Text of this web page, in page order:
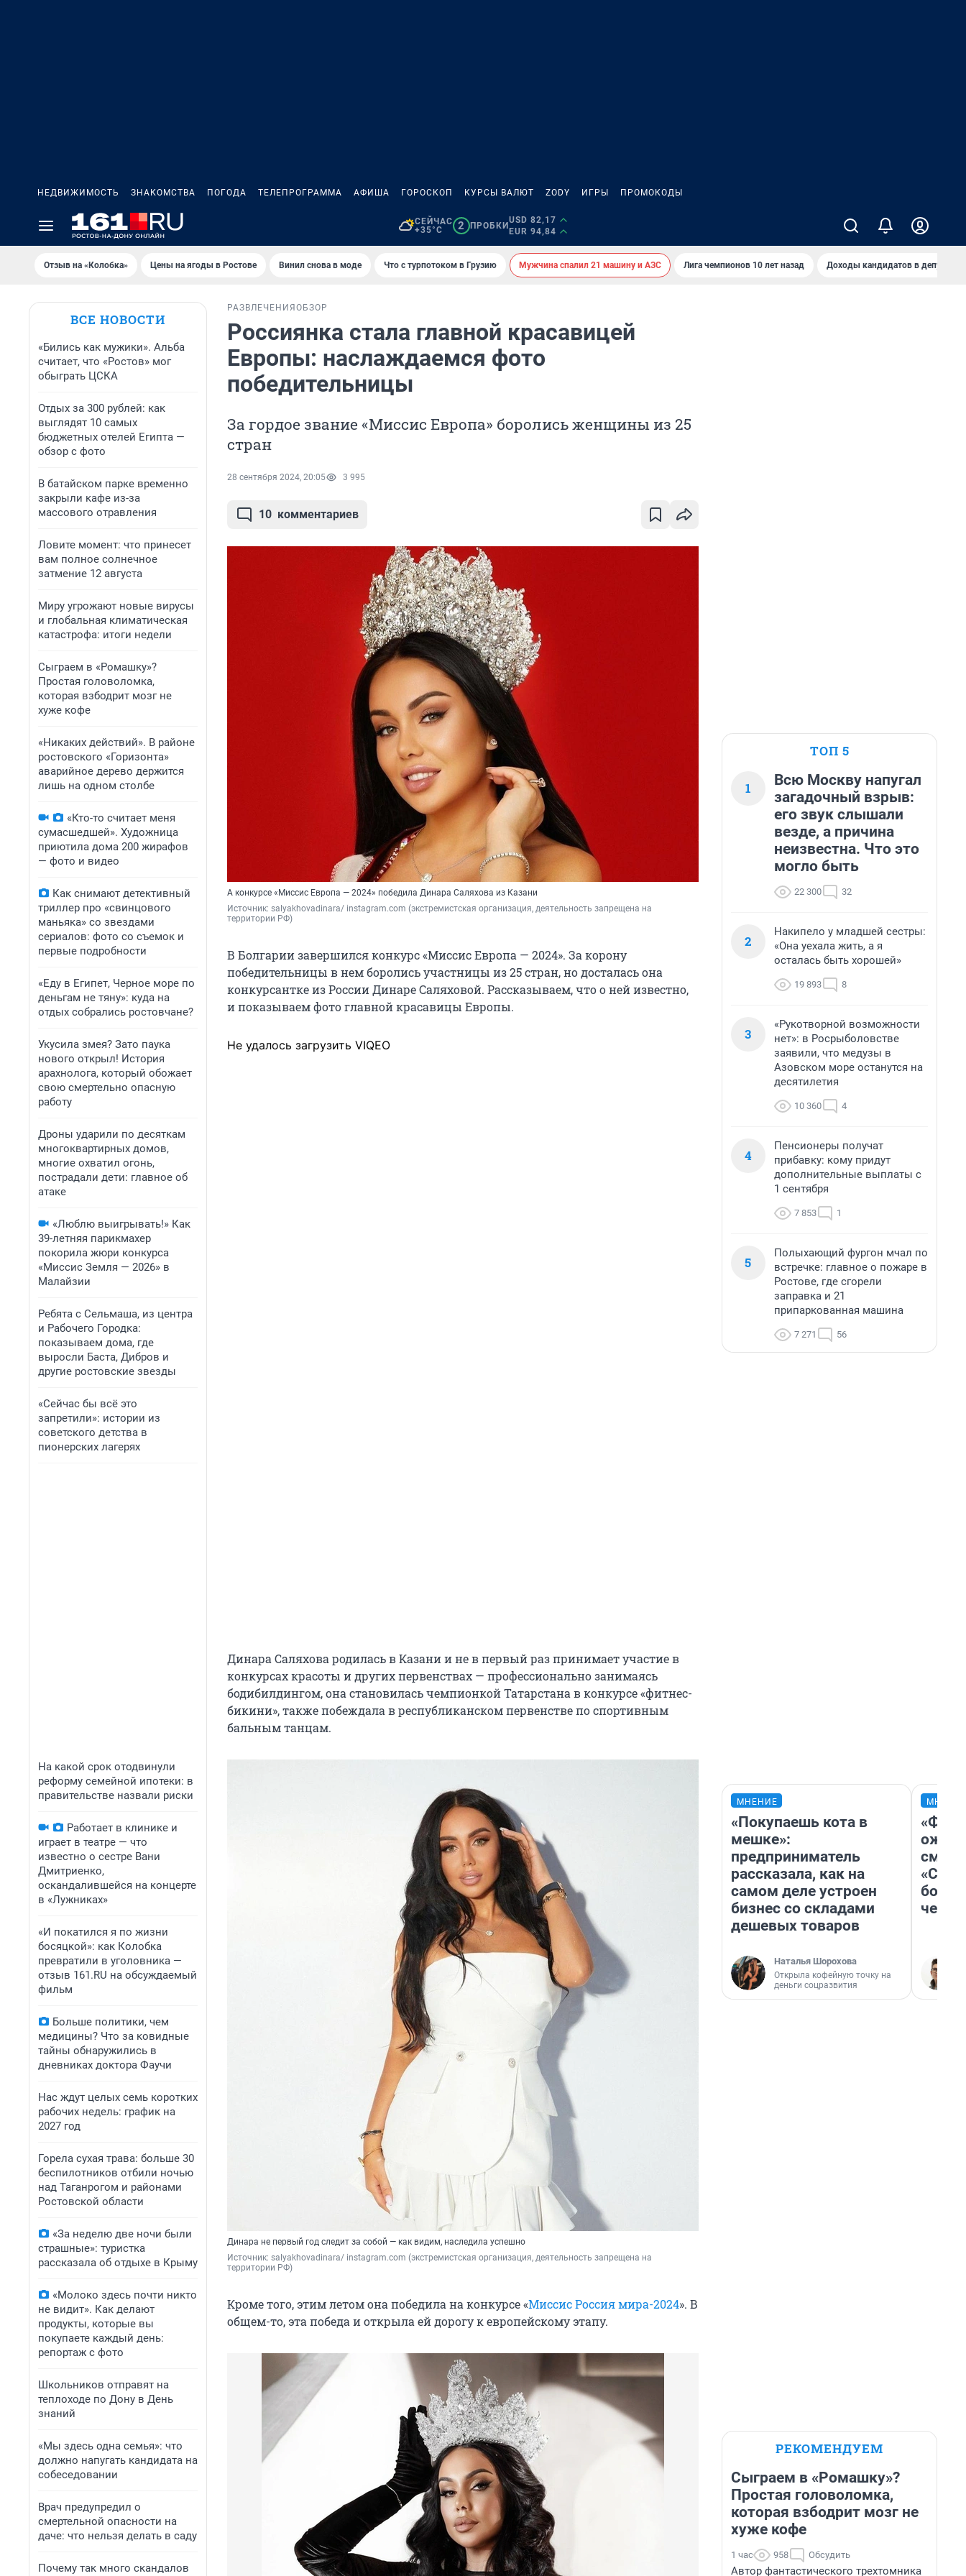
НЕДВИЖИМОСТЬ ЗНАКОМСТВА ПОГОДА ТЕЛЕПРОГРАММА АФИША ГОРОСКОП КУРСЫ ВАЛЮТ ZODY ИГРЫ ПРОМОКОДЫ
СЕЙЧАС
+35°C
2 ПРОБКИ
USD 82,17
EUR 94,84
Отзыв на «Колобка» Цены на ягоды в Ростове Винил снова в моде Что с турпотоком в Грузию Мужчина спалил 21 машину и АЗС Лига чемпионов 10 лет назад Доходы кандидатов в депутаты
ВСЕ НОВОСТИ
«Бились как мужики». Альба
считает, что «Ростов» мог
обыграть ЦСКА
Отдых за 300 рублей: как
выглядят 10 самых
бюджетных отелей Египта —
обзор с фото
В батайском парке временно
закрыли кафе из-за
массового отравления
Ловите момент: что принесет
вам полное солнечное
затмение 12 августа
Миру угрожают новые вирусы
и глобальная климатическая
катастрофа: итоги недели
Сыграем в «Ромашку»?
Простая головоломка,
которая взбодрит мозг не
хуже кофе
«Никаких действий». В районе
ростовского «Горизонта»
аварийное дерево держится
лишь на одном столбе
«Кто-то считает меня
сумасшедшей». Художница
приютила дома 200 жирафов
— фото и видео
Как снимают детективный
триллер про «свинцового
маньяка» со звездами
сериалов: фото со съемок и
первые подробности
«Еду в Египет, Черное море по
деньгам не тяну»: куда на
отдых собрались ростовчане?
Укусила змея? Зато паука
нового открыл! История
арахнолога, который обожает
свою смертельно опасную
работу
Дроны ударили по десяткам
многоквартирных домов,
многие охватил огонь,
пострадали дети: главное об
атаке
«Люблю выигрывать!» Как
39-летняя парикмахер
покорила жюри конкурса
«Миссис Земля — 2026» в
Малайзии
Ребята с Сельмаша, из центра
и Рабочего Городка:
показываем дома, где
выросли Баста, Дибров и
другие ростовские звезды
«Сейчас бы всё это
запретили»: истории из
советского детства в
пионерских лагерях
На какой срок отодвинули
реформу семейной ипотеки: в
правительстве назвали риски
Работает в клинике и
играет в театре — что
известно о сестре Вани
Дмитриенко,
оскандалившейся на концерте
в «Лужниках»
«И покатился я по жизни
босяцкой»: как Колобка
превратили в уголовника —
отзыв 161.RU на обсуждаемый
фильм
Больше политики, чем
медицины? Что за ковидные
тайны обнаружились в
дневниках доктора Фаучи
Нас ждут целых семь коротких
рабочих недель: график на
2027 год
Горела сухая трава: больше 30
беспилотников отбили ночью
над Таганрогом и районами
Ростовской области
«За неделю две ночи были
страшные»: туристка
рассказала об отдыхе в Крыму
«Молоко здесь почти никто
не видит». Как делают
продукты, которые вы
покупаете каждый день:
репортаж с фото
Школьников отправят на
теплоходе по Дону в День
знаний
«Мы здесь одна семья»: что
должно напугать кандидата на
собеседовании
Врач предупредил о
смертельной опасности на
даче: что нельзя делать в саду
Почему так много скандалов
РАЗВЛЕЧЕНИЯ ОБЗОР
Россиянка стала главной красавицей
Европы: наслаждаемся фото
победительницы
За гордое звание «Миссис Европа» боролись женщины из 25
стран
28 сентября 2024, 20:05 3 995
10 комментариев
А конкурсе «Миссис Европа — 2024» победила Динара Саляхова из Казани
Источник: salyakhovadinara/ instagram.com (экстремистская организация, деятельность запрещена на
территории РФ)
В Болгарии завершился конкурс «Миссис Европа — 2024». За корону
победительницы в нем боролись участницы из 25 стран, но досталась она
конкурсантке из России Динаре Саляховой. Рассказываем, что о ней известно,
и показываем фото главной красавицы Европы.
Не удалось загрузить VIQEO
Динара Саляхова родилась в Казани и не в первый раз принимает участие в
конкурсах красоты и других первенствах — профессионально занимаясь
бодибилдингом, она становилась чемпионкой Татарстана в конкурсе «фитнес-
бикини», также побеждала в республиканском первенстве по спортивным
бальным танцам.
Динара не первый год следит за собой — как видим, наследила успешно
Источник: salyakhovadinara/ instagram.com (экстремистская организация, деятельность запрещена на
территории РФ)
Кроме того, этим летом она победила на конкурсе «Миссис Россия мира-2024». В
общем-то, эта победа и открыла ей дорогу к европейскому этапу.
ТОП 5
1
Всю Москву напугал
загадочный взрыв:
его звук слышали
везде, а причина
неизвестна. Что это
могло быть
22 300 32
2
Накипело у младшей сестры:
«Она уехала жить, а я
осталась быть хорошей»
19 893 8
3
«Рукотворной возможности
нет»: в Росрыболовстве
заявили, что медузы в
Азовском море останутся на
десятилетия
10 360 4
4
Пенсионеры получат
прибавку: кому придут
дополнительные выплаты с
1 сентября
7 853 1
5
Полыхающий фургон мчал по
встречке: главное о пожаре в
Ростове, где сгорели
заправка и 21
припаркованная машина
7 271 56
МНЕНИЕ
«Покупаешь кота в
мешке»:
предприниматель
рассказала, как на
самом деле устроен
бизнес со складами
дешевых товаров
Наталья Шорохова
Открыла кофейную точку на
деньги соцразвития
РЕКОМЕНДУЕМ
Сыграем в «Ромашку»?
Простая головоломка,
которая взбодрит мозг не
хуже кофе
1 час 958 Обсудить
Автор фантастического трехтомника